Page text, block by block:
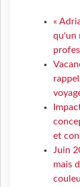
«
qu'un
et
Juin
mais